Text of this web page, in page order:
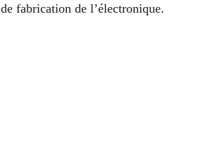
de fabrication de l’électronique.